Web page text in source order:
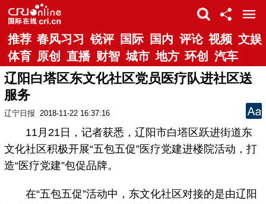
推荐 春风习习 锐评 国际 国内 评论 视频 文娱
体育 原创 直播 财智 城市 地方 环创 汽车
辽阳白塔区东文化社区党员医疗队进社区送
服务
辽宁日报 2018-11-22 16:37:16
11月21日，记者获悉，辽阳市白塔区跃进街道东
文化社区积极开展“五包五促”医疗党建进楼院活动，打
造“医疗党建”包促品牌。
在“五包五促”活动中，东文化社区对接的是由辽阳